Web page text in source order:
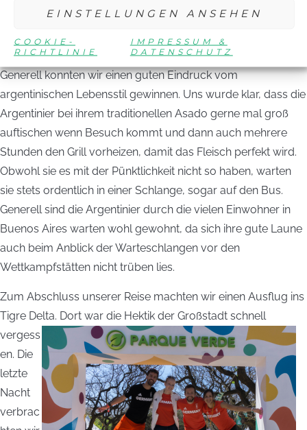
EINSTELLUNGEN ANSEHEN
COOKIE-
RICHTLINIE
IMPRESSUM &
DATENSCHUTZ
wir konnten gemeinsam einen schönen Nachmittag mit viel
anfangs schwierig war wurde schnell klar; Sport verbindet!
Generell konnten wir einen guten Eindruck vom
argentinischen Lebensstil gewinnen. Uns wurde klar, dass die
Argentinier bei ihrem traditionellen Asado gerne mal groß
auftischen wenn Besuch kommt und dann auch mehrere
Stunden den Grill vorheizen, damit das Fleisch perfekt wird.
Obwohl sie es mit der Pünktlichkeit nicht so haben, warten
sie stets ordentlich in einer Schlange, sogar auf den Bus.
Generell sind die Argentinier durch die vielen Einwohner in
Buenos Aires warten wohl gewohnt, da sich ihre gute Laune
auch beim Anblick der Warteschlangen vor den
Wettkampfstätten nicht trüben lies.
Zum Abschluss unserer Reise machten wir einen Ausflug ins
Tigre Delta. Dort war die Hektik der Großstadt schnell
vergess
en. Die
letzte
Nacht
verbrac